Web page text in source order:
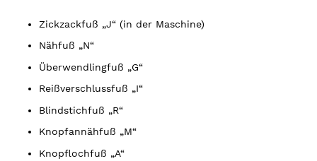
Zickzackfuß „J“ (in der Maschine)
Nähfuß „N“
Überwendlingfuß „G“
Reißverschlussfuß „I“
Blindstichfuß „R“
Knopfannähfuß „M“
Knopflochfuß „A“